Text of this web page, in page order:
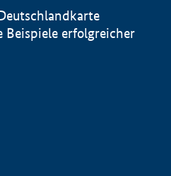
erfolgreicher